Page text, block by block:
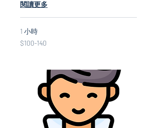
閱讀更多
1 小時
$100-
140
$100-140